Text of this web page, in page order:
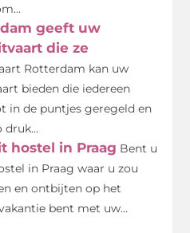
geeft uw
die ze
Rotterdam kan uw
bieden die iedereen
in de puntjes geregeld en
druk...
hostel in Praag Bent u
in Praag waar u zou
en ontbijten op het
bent met uw...